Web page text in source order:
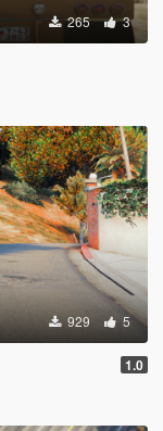
265 3
929 5
1.0